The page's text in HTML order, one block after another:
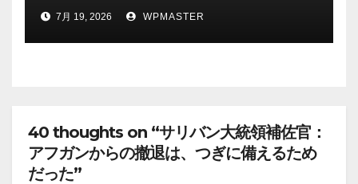
7月 19, 2026 WPMASTER
40 thoughts on “サリバン大統領補佐官：
アフガンからの撤退は、つぎに備えるため
だった”